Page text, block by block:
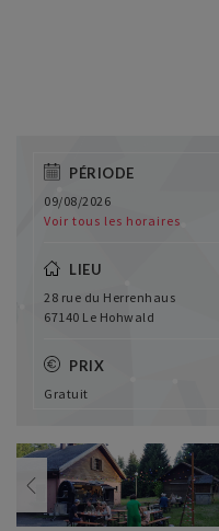
PÉRIODE
09/08/2026
Voir tous les horaires
LIEU
28 rue du Herrenhaus
67140 Le Hohwald
PRIX
Gratuit